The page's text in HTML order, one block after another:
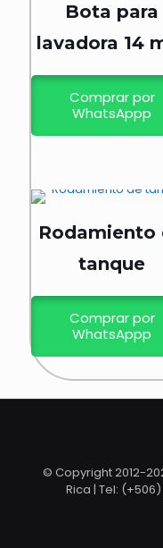
Bota para
lavadora 14
Comprar por
WhatsAppp
Rodamiento
tanque
Comprar por
WhatsAppp
© Copyright 2012-
Rica | Tel: